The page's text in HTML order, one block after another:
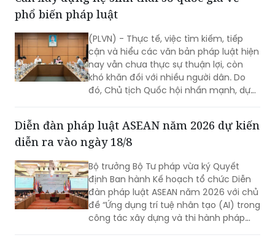
(PLVN) - Thực tế, việc tìm kiếm, tiếp
cận và hiểu các văn bản pháp luật hiện
nay vẫn chưa thực sự thuận lợi, còn
khó khăn đối với nhiều người dân. Do
đó, Chủ tịch Quốc hội nhấn mạnh, dự
thảo Luật Phổ biến, giáo dục pháp luật
(sửa đổi) cần nghiên cứu quy định rõ
việc xây dựng hệ sinh thái số quốc gia
Diễn đàn pháp luật ASEAN năm 2026 dự kiến
Bộ trưởng Bộ Tư pháp vừa ký Quyết
định Ban hành Kế hoạch tổ chức Diễn
đàn pháp luật ASEAN năm 2026 với chủ
đề “Ứng dụng trí tuệ nhân tạo (AI) trong
công tác xây dựng và thi hành pháp
luật trong kỷ nguyên số”. Diễn đàn dự
kiến sẽ diễn ra vào ngày 18/8 tới.
Vụ việc Công ty TNHH Khách sạn Du lịch